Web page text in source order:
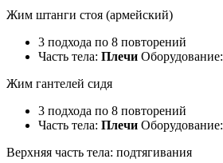
Жим штанги стоя (армейский)
3 подхода по 8 повторений
Часть тела: Плечи Оборудование:
Жим гантелей сидя
3 подхода по 8 повторений
Часть тела: Плечи Оборудование:
Верхняя часть тела: подтягивания